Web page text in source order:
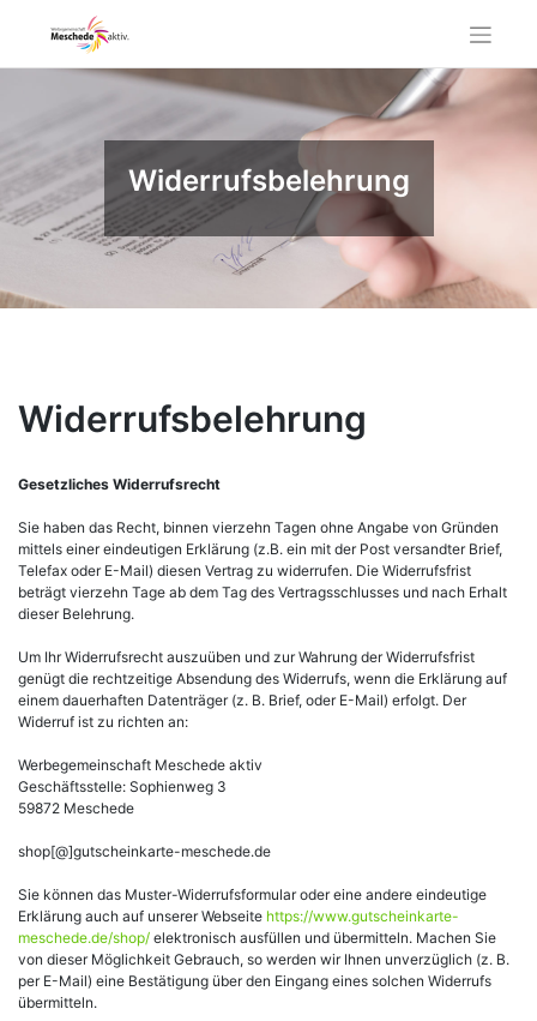
Widerrufsbelehrung
Widerrufsbelehrung
Gesetzliches Widerrufsrecht
Sie haben das Recht, binnen vierzehn Tagen ohne Angabe von Gründen
mittels einer eindeutigen Erklärung (z.B. ein mit der Post versandter Brief,
Telefax oder E-Mail) diesen Vertrag zu widerrufen. Die Widerrufsfrist
beträgt vierzehn Tage ab dem Tag des Vertragsschlusses und nach Erhalt
dieser Belehrung.
Um Ihr Widerrufsrecht auszuüben und zur Wahrung der Widerrufsfrist
genügt die rechtzeitige Absendung des Widerrufs, wenn die Erklärung auf
einem dauerhaften Datenträger (z. B. Brief, oder E-Mail) erfolgt. Der
Widerruf ist zu richten an:
Werbegemeinschaft Meschede aktiv
Geschäftsstelle: Sophienweg 3
59872 Meschede
shop[@]gutscheinkarte-meschede.de
Sie können das Muster-Widerrufsformular oder eine andere eindeutige
Erklärung auch auf unserer Webseite https://www.gutscheinkarte-
meschede.de/shop/ elektronisch ausfüllen und übermitteln. Machen Sie
von dieser Möglichkeit Gebrauch, so werden wir Ihnen unverzüglich (z. B.
per E-Mail) eine Bestätigung über den Eingang eines solchen Widerrufs
übermitteln.